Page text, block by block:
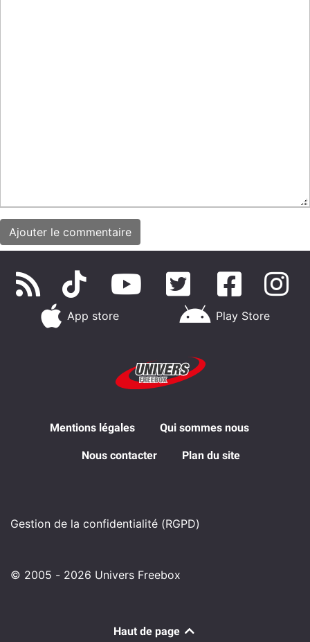
App store Play Store
Mentions légales Qui sommes nous
Nous contacter Plan du site
Gestion de la confidentialité (RGPD)
© 2005 - 2026 Univers Freebox
Haut de page